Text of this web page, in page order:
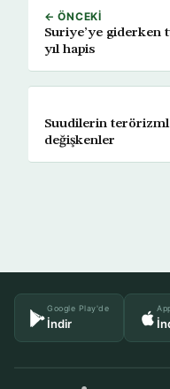
← ÖNCEKI
Suriye’ye giderken
yıl hapis
Suudilerin
değişkenler
Google Play'de
İndir